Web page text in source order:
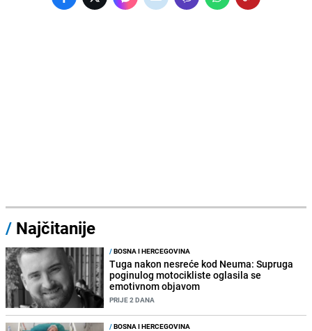
/ Najčitanije
/BOSNA I HERCEGOVINA
Tuga nakon nesreće kod Neuma: Supruga
poginulog motocikliste oglasila se
emotivnom objavom
PRIJE 2 DANA
/BOSNA I HERCEGOVINA